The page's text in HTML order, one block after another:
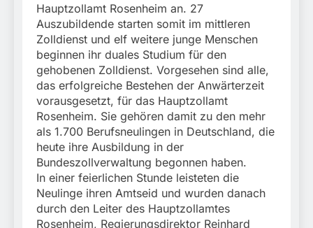
Beinahekollision an
Bahnübergang in Aubing
/ Bundespolizei ermittelt
wegen gefährlichen
Eingriffs in den
Bahnverkehr
5. August 2026
Hauptzollamt Rosenheim an. 27
Auszubildende starten somit im mittleren
Zolldienst und elf weitere junge Menschen
beginnen ihr duales Studium für den
gehobenen Zolldienst. Vorgesehen sind alle,
das erfolgreiche Bestehen der Anwärterzeit
vorausgesetzt, für das Hauptzollamt
Rosenheim. Sie gehören damit zu den mehr
als 1.700 Berufsneulingen in Deutschland, die
heute ihre Ausbildung in der
Bundeszollverwaltung begonnen haben.
In einer feierlichen Stunde leisteten die
Neulinge ihren Amtseid und wurden danach
durch den Leiter des Hauptzollamtes
Rosenheim, Regierungsdirektor Reinhard